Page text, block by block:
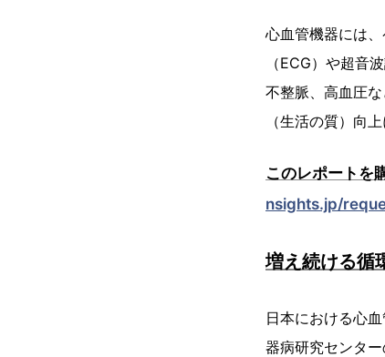
心血管機器には
（ECG）や超音
不整脈、高血圧
（生活の質）向
このレポートを
nsights.jp/
増え続ける循
日本における心
器病研究センタ